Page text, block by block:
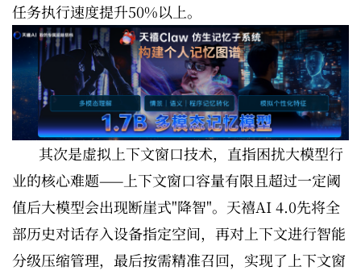
任务执行速度提升50%以上。
其次是虚拟上下文窗口技术，直指困扰大模型行
业的核心难题——上下文窗口容量有限且超过一定阈
值后大模型会出现断崖式"降智"。天禧AI 4.0先将全
部历史对话存入设备指定空间，再对上下文进行智能
分级压缩管理，最后按需精准召回，实现了上下文窗